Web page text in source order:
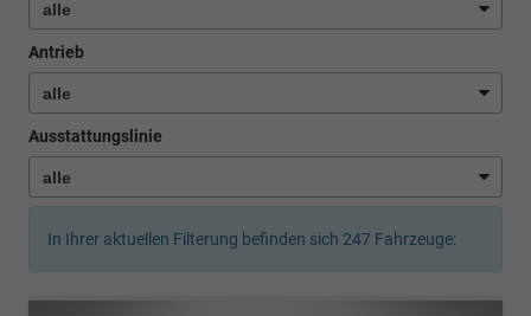
Antrieb
Ausstattungslinie
In Ihrer aktuellen Filterung befinden sich 247 Fahrzeuge: